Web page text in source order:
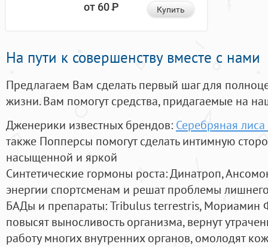
от 60Р Купить
На пути к совершенству вместе с нами
Предлагаем Вам сделать первый шаг для
жизни. Вам помогут средства, придагаемые на
Дженерики известных брендов: Серебряная
также Попперсы помогут сделать интимную
насыщенной и яркой
Синтетические гормоны роста: Динатроп,
энергии спортсменам и решат проблемы
БАДы и препараты:Tribulus terrestris, Мориамин
повысят выносливость организма, вернут
работу многих внутренних органов, омолодят